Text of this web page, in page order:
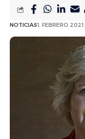
NOTICIAS1. FEBRERO 2021.